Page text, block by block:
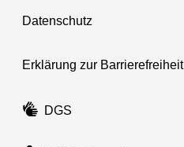
Datenschutz
Erklärung zur Barrierefreiheit
DGS